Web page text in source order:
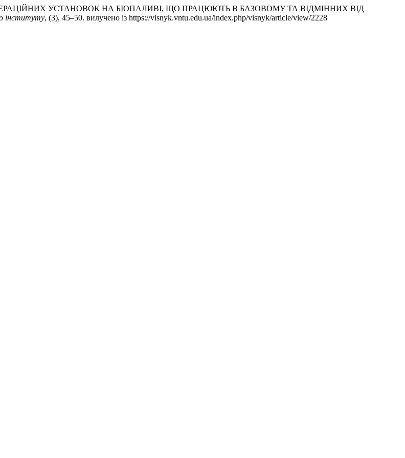
УСТАНОВОК НА БІОПАЛИВІ, ЩО ПРАЦЮЮТЬ В БАЗОВОМУ ТА ВІДМІННИХ ВІД
інституту, (3), 45–50. вилучено із https://visnyk.vntu.edu.ua/index.php/visnyk/article/view/2228